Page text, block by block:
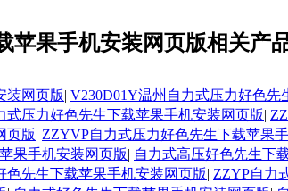
苹果手机安装网页版相关产
装网页版| V230D01Y温州自力式压力好色先
式压力好色先生下载苹果手机安装网页版|
页版| ZZYVP自力式压力好色先生下载苹果
果手机安装网页版| 自力式高压好色先生下
色先生下载苹果手机安装网页版| ZZYP自力